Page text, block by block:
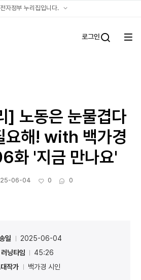
자정부 누리집입니다. 공식
로그인
전체
] 노동은 눈물겹다
요해! with 백가경
화 '지금 만나요'
일 06-04 좋아요
0 댓글수
0
일
2025-06-04
러닝타임
45:26
작가
백가경 시인